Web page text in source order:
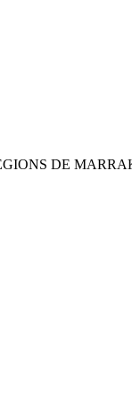
DE